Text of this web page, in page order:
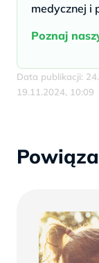
medycznej i
Poznaj
Data publikacji:
19.11.2024, 10:09